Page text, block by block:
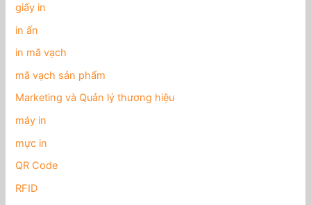
giấy in
in ấn
in mã vạch
mã vạch sản phẩm
Marketing và Quản lý thương hiệu
máy in
mực in
QR Code
RFID